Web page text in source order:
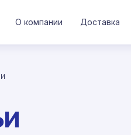
О компании Доставка